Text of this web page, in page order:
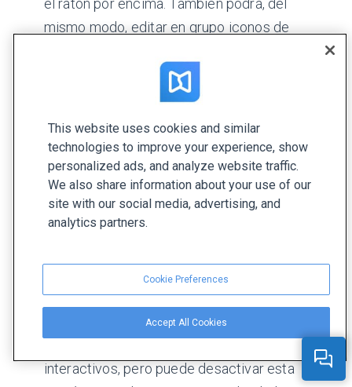
el ratón por encima. También podrá, del
mismo modo, editar en grupo iconos de
Si su publicación contiene un gran número de
abrir la primera imagen pop-up y navegar por
el resto de las imágenes dentro de una página,
diapositiva o página doble. Además, podrá
compartir una página con una imagen pop-up
abierta. De este modo podrá, por ejemplo,
concreta de su catálogo para que pueda ver
un artículo específico en cuanto lo abra. Por
defecto, se activará la navegación en forma
interactivos, pero puede desactivar esta
This website uses cookies and similar
technologies to improve your experience, show
personalized ads, and analyze website traffic.
We also share information about your use of our
site with our social media, advertising, and
analytics partners.
Cookie Preferences
Accept All Cookies